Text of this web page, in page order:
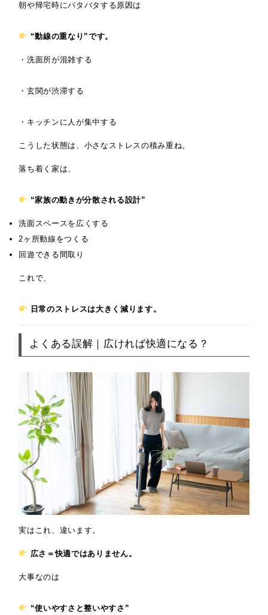
朝や帰宅時にバタバタする原因は
“動線の重なり”です。
・洗面所が混雑する
・玄関が渋滞する
・キッチンに人が集中する
こうした状態は、小さなストレスの積み重ね。
落ち着く家は、
“家族の動きが分散される設計”
洗面スペースを広くする
2ヶ所動線をつくる
回遊できる間取り
これで、
日常のストレスは大きく減ります。
よくある誤解｜広ければ快適になる？
実はこれ、違います。
広さ＝快適ではありません。
大事なのは
“使いやすさと整いやすさ”